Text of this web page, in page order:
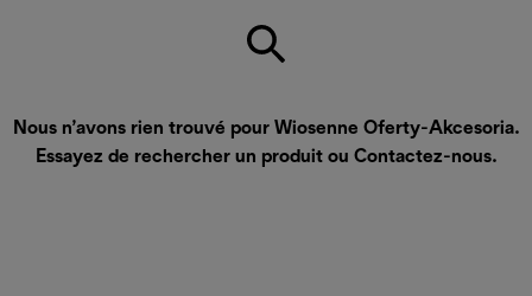
Nous n’avons rien trouvé pour Wiosenne Oferty-Akcesoria.
Essayez de rechercher un produit ou Contactez-nous.